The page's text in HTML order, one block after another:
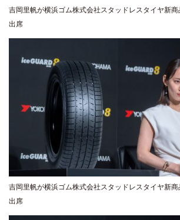
吉岡里帆が横浜ゴム株式会社スタッドレスタイヤ新
出席
吉岡里帆が横浜ゴム株式会社スタッドレスタイヤ新
出席